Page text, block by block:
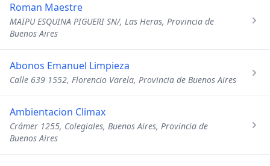
Roman Maestre
MAIPU ESQUINA PIGUERI SN/, Las Heras, Provincia de
Buenos Aires
Abonos Emanuel Limpieza
Calle 639 1552, Florencio Varela, Provincia de Buenos Aires
Ambientacion Climax
Crámer 1255, Colegiales, Buenos Aires, Provincia de
Buenos Aires